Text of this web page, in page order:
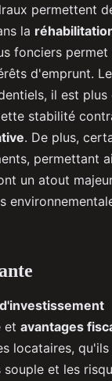
permettent
la
fonciers permet
d'emprunt. Le
il est
stabilité
. De plus,
permettant
un atout
et avantages
locataires, qu'ils
et les